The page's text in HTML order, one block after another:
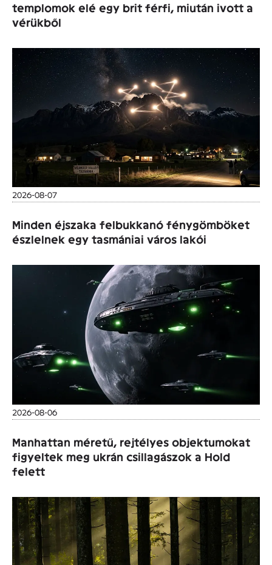
templomok elé egy brit férfi, miután ivott a
vérükből
2026-08-07
Minden éjszaka felbukkanó fénygömböket
észlelnek egy tasmániai város lakói
2026-08-06
Manhattan méretű, rejtélyes objektumokat
figyeltek meg ukrán csillagászok a Hold
felett